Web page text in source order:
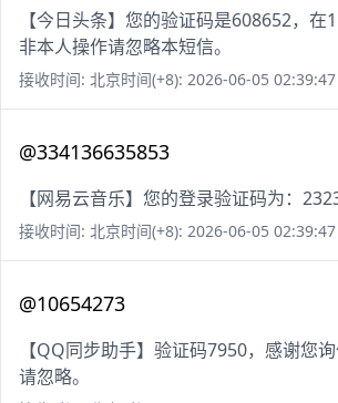
【今日头条】您的验证码是608652，在
非本人操作请忽略本短信。
接收时间: 北京时间(+8): 2026-06-05 02:39:47
@334136635853
【网易云音乐】您的登录验证码为：2323
接收时间: 北京时间(+8): 2026-06-05 02:39:47
@10654273
【QQ同步助手】验证码7950，感谢您
请忽略。